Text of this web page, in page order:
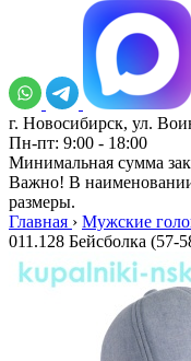
г. Новосибирск, ул.
Пн-пт: 9:00 - 18:00
Минимальная сумма
Важно! В
размеры.
Главная › Мужские
011.128 Бейсболка (57-